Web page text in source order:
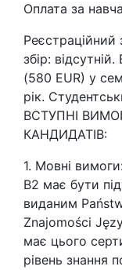
Оплата за
Реєстраційний
збір:
(580 EUR) у
рік.
ВСТУПНІ
КАНДИДАТІВ:
1. Мовні
В2 має бути
виданим
Znajomości
має цього
рівень знання